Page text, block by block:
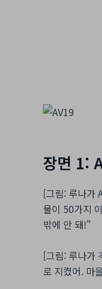
장면 1:
[그림: 루나가
물이 50가지
밖에 안 돼!"
[그림: 루나가
로 지켰어. 마